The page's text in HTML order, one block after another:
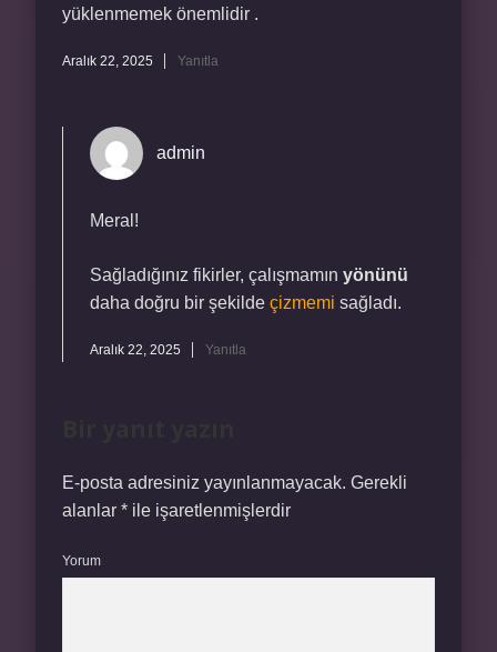
yüklenmemek önemlidir .
Aralık 22, 2025 Yanıtla
admin
Meral!
Sağladığınız fikirler, çalışmamın yönünü
daha doğru bir şekilde çizmemi sağladı.
Aralık 22, 2025 Yanıtla
E-posta adresiniz yayınlanmayacak. Gerekli
alanlar * ile işaretlenmişlerdir
Yorum